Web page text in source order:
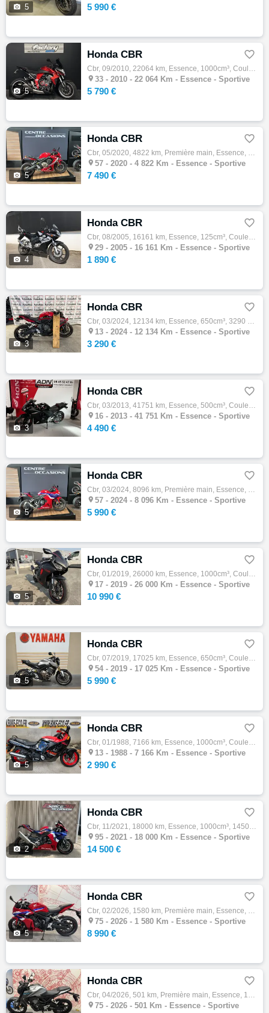
 5 5 990 €
 5
Honda CBR 
Cbr, 09/2010, 22064 km, Essence, 1000cm³, Couleur rouge, 5790 € Equipements : CB 1000 R ABS -échappement mivv inclus -capot de selle -révis…
 33 - 2010 - 22 064 Km - Essence - Sportive
5 790 €
 5
Honda CBR 
Cbr, 05/2020, 4822 km, Première main, Essence, 650cm³, 7490 € Equipements : HONDA CBR650R A2// 1re immatriculation : 13/05/2020 // Kilométr…
 57 - 2020 - 4 822 Km - Essence - Sportive
7 490 €
 4
Honda CBR 
Cbr, 08/2005, 16161 km, Essence, 125cm³, Couleur noir, 1890 € Equipements : Entretien à jour ,Disponible à l'essai,Garantie 3 mois -Possibi…
 29 - 2005 - 16 161 Km - Essence - Sportive
1 890 €
 3
Honda CBR 
Cbr, 03/2024, 12134 km, Essence, 650cm³, 3290 € Equipements : MOTO ACCIDENTÉE PROCEDURE .RSV ,VENDU SANS GARANTIE POUR PROFESSIONNELS Franç…
 13 - 2024 - 12 134 Km - Essence - Sportive
3 290 €
 3
Honda CBR 
Cbr, 03/2013, 41751 km, Essence, 500cm³, Couleur noir, 4490 € Equipements : Équipements & accessoires : Échappement Arrow Selle confort per…
 16 - 2013 - 41 751 Km - Essence - Sportive
4 490 €
 5
Honda CBR 
Cbr, 03/2024, 8096 km, Première main, Essence, 500cm³, 5990 € Equipements : HONDA CBR500R // 1re immatriculation : 21/03/2024 // Kilométrag…
 57 - 2024 - 8 096 Km - Essence - Sportive
5 990 €
 5
Honda CBR 
Cbr, 01/2019, 26000 km, Essence, 1000cm³, Couleur noir, 10990 € Equipements : Bulle fumée,Capot de selle,Quick shifter,Silencieux inox,Supp…
 17 - 2019 - 26 000 Km - Essence - Sportive
10 990 €
 5
Honda CBR 
Cbr, 07/2019, 17025 km, Essence, 650cm³, Couleur gris, 5990 € Equipements : CB 650 R Full En très bon état. Entretiens et consommables OK. …
 54 - 2019 - 17 025 Km - Essence - Sportive
5 990 €
 5
Honda CBR 
Cbr, 01/1988, 7166 km, Essence, 1000cm³, Couleur noir, 2990 € Equipements : Très bel exemplaire avec seulement 7 166 km Moto importée du Ja…
 13 - 1988 - 7 166 Km - Essence - Sportive
2 990 €
 2
Honda CBR 
Cbr, 11/2021, 18000 km, Essence, 1000cm³, 14500 € Equipements : HONDA CBR1000RR ST, 11/2021 Moto équipé des lèches roue carbone, bulle tein…
 95 - 2021 - 18 000 Km - Essence - Sportive
14 500 €
 5
Honda CBR 
Cbr, 02/2026, 1580 km, Première main, Essence, 650cm³, Couleur rouge, 8990 € Equipements : Votre concession Honda, Folie-Méricourt, vous pr…
 75 - 2026 - 1 580 Km - Essence - Sportive
8 990 €
Honda CBR 
Cbr, 04/2026, 501 km, Première main, Essence, 125cm³, Couleur noir, 4590 € Equipements : Votre concession Honda Kawasaki, Folie-Méricourt, …
 75 - 2026 - 501 Km - Essence - Sportive